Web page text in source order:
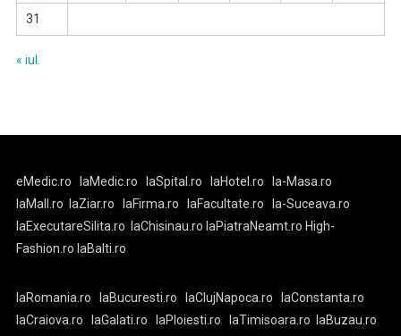
31
« iul.
eMedic.ro laMedic.ro laSpital.ro laHotel.ro
la-Masa.ro
laMall.ro
laZiar.ro laFirma.ro laFacultate.ro
la-Suceava.ro
laExecutareSilita.ro
laChisinau.ro laPiatraNeamt.ro High-
Fashion.ro laBalti.ro
laRomania.ro laBucuresti.ro laClujNapoca.ro
laConstanta.ro
laCraiova.ro
laGalati.ro laPloiesti.ro laTimisoara.ro
laBuzau.ro